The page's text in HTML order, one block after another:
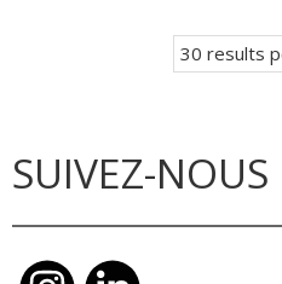
30 results
SUIVEZ-NOUS